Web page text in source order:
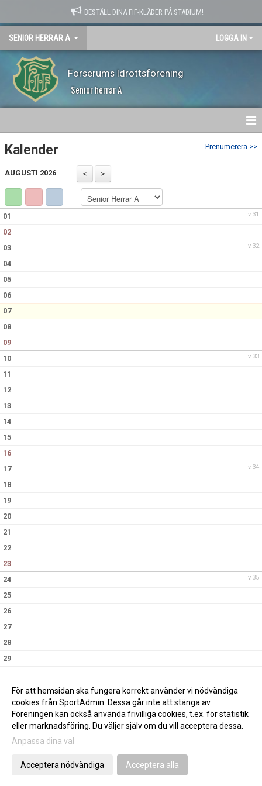
BESTÄLL DINA FIF-KLÄDER PÅ STADIUM!
SENIOR HERRAR A LOGGA IN
Forserums Idrottsförening
Senior herrar A
HEM
NYHETER
MATCHER
TRUPPEN
DOKUMENT
KONTAKT
Prenumerera >>
Kalender
AUGUSTI 2026
v.31
01
02
v.32
03
04
05
06
07
08
09
v.33
10
11
12
13
14
15
16
v.34
17
18
19
20
21
22
23
v.35
24
25
26
27
28
29
Gå till Webbversion
För att hemsidan ska fungera korrekt använder vi nödvändiga
cookies från SportAdmin. Dessa går inte att stänga av.
Föreningen kan också använda frivilliga cookies, t.ex. för statistik
eller marknadsföring. Du väljer själv om du vill acceptera dessa.
Anpassa dina val
Acceptera nödvändiga Acceptera alla